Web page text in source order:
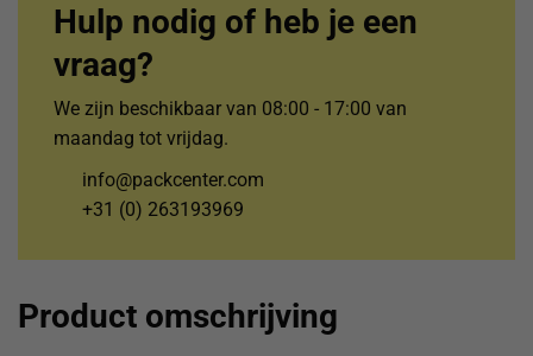
Hulp nodig of heb je een
vraag?
We zijn beschikbaar van 08:00 - 17:00 van
maandag tot vrijdag.
info@packcenter.com
+31 (0) 263193969
Product omschrijving